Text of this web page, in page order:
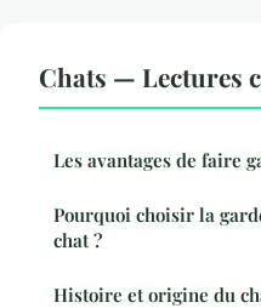
Chats — Lectures
Les avantages de faire
Pourquoi choisir la
chat ?
Histoire et origine du